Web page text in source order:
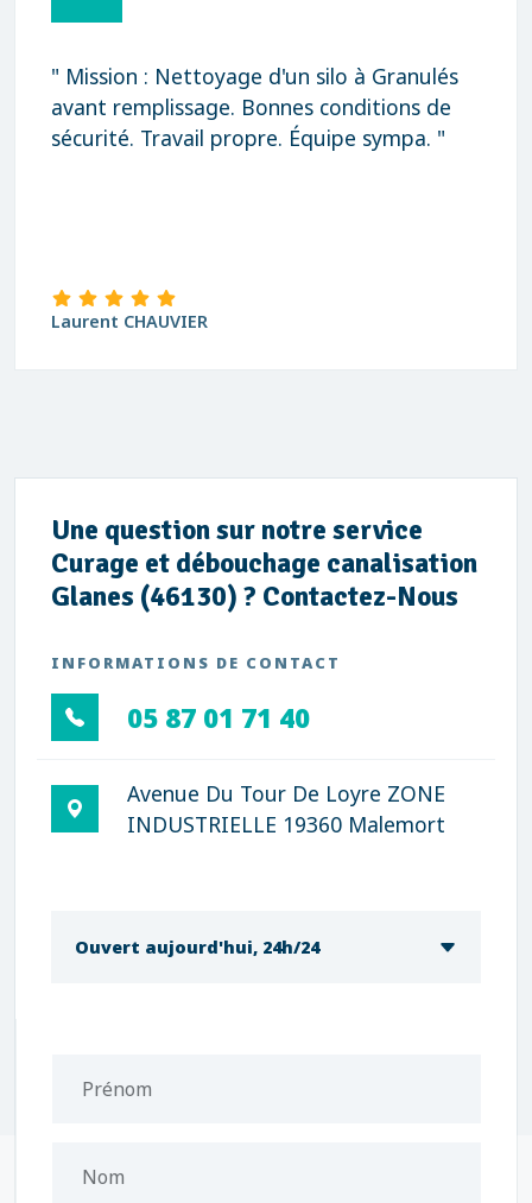
" Mission : Nettoyage d'un silo à Granulés
avant remplissage. Bonnes conditions de
sécurité. Travail propre. Équipe sympa. "
Laurent CHAUVIER
Une question sur notre service
Curage et débouchage canalisation
Glanes (46130) ? Contactez-Nous
INFORMATIONS DE CONTACT
05 87 01 71 40
Avenue Du Tour De Loyre ZONE
INDUSTRIELLE 19360 Malemort
Ouvert aujourd'hui, 24h/24
Prénom
Nom